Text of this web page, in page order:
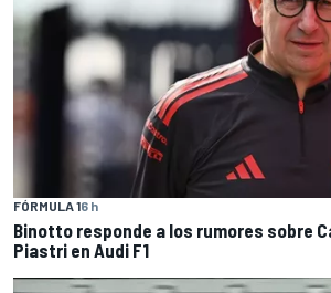
FÓRMULA 16 h
Binotto responde a los rumores sobre
Piastri en Audi F1